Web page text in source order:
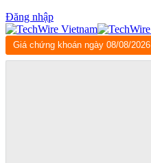
Đăng nhập
Giá chứng khoán ngày 08/08/2026